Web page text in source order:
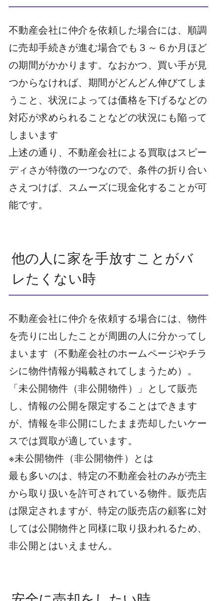
不動産会社に仲介を依頼した場合には、順調
に売却手続きが進む場合でも３～６か月ほど
の期間がかかります。なおかつ、買い手が見
つからなければ、期間がどんどん伸びてしま
うこと、状況によっては価格を下げるなどの
対応が求められることなどの状況にも陥って
しまいます
上述の通り、不動産会社による買取はスピー
ディさが特徴の一つなので、条件の折り合い
さえつけば、スムーズに現金化することが可
能です。
他の人に家を手放すことがバ
レたくない時
不動産会社に仲介を依頼する場合には、物件
を売りに出したことが周囲の人に分かってし
まいます（不動産会社のホームページやチラ
シに物件情報が掲載されてしまうため）。
「未公開物件（非公開物件）」として販売
し、情報の公開を限定することはできます
が、情報を非公開にしたまま売却したいケー
スでは買取が適しています。
※未公開物件（非公開物件）とは
最も多いのは、特定の不動産会社のみが売主
から取り扱いを許可されている物件。販売店
は限定されますが、特定の販売店の顧客に対
しては公開物件と同様に取り扱われるため、
非公開とはいえません。